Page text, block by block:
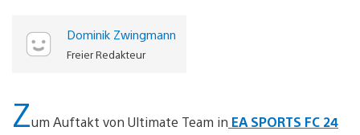
Dominik Zwingmann
Freier Redakteur
Zum Auftakt von Ultimate Team in EA SPORTS FC 24